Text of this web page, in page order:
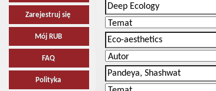
Zarejestruj się
Mój RUB
FAQ
Polityka